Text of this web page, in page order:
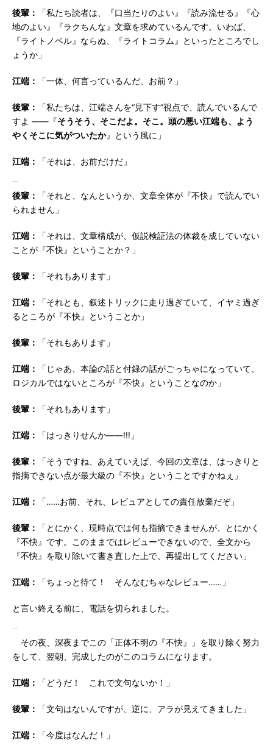
後輩：
「私たち読者は、『口当たりのよい』『読み流せる』『心
地のよい』『ラクちんな』文章を求めているんです。いわば、
『ライトノベル』ならぬ、『ライトコラム』といったところでし
ょうか」
江端： 「一体、何言っているんだ、お前？」
後輩：
「私たちは、江端さんを“見下す”視点で、読んでいるんで
すよ ――『そうそう、そこだよ。そこ。頭の悪い江端も、よう
やくそこに気がついたか』という風に」
江端： 「それは、お前だけだ」
後輩：
「それと、なんというか、文章全体が『不快』で読んでい
られません」
江端：
「それは、文章構成が、仮説検証法の体裁を成していない
ことが『不快』ということか？」
後輩： 「それもあります」
江端：
「それとも、叙述トリックに走り過ぎていて、イヤミ過ぎ
るところが『不快』ということか」
後輩： 「それもあります」
江端：
「じゃあ、本論の話と付録の話がごっちゃになっていて、
ロジカルではないところが『不快』ということなのか」
後輩： 「それもあります」
江端： 「はっきりせんか――!!!」
後輩：
「そうですね、あえていえば、今回の文章は、はっきりと
指摘できない点が最大級の『不快』ということですかねぇ」
江端： 「……お前、それ、レビュアとしての責任放棄だぞ」
後輩：
「とにかく、現時点では何も指摘できませんが、とにかく
『不快』です。このままではレビューできないので、全文から
『不快』を取り除いて書き直した上で、再提出してください」
江端： 「ちょっと待て！ そんなむちゃなレビュー……」
と言い終える前に、電話を切られました。
その夜、深夜までこの「正体不明の『不快』」を取り除く努力
をして、翌朝、完成したのがこのコラムになります。
江端： 「どうだ！ これで文句ないか！」
後輩： 「文句はないんですが、逆に、アラが見えてきました」
江端： 「今度はなんだ！」